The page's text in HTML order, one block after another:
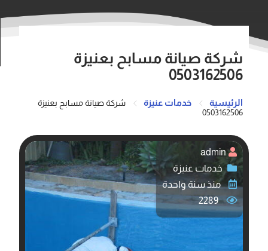
شركة صيانة مسابح بعنيزة
0503162506
الرئيسية خدمات عنيزة
شركة صيانة مسابح بعنيزة
0503162506
admin
خدمات عنيزة
منذ سنة واحدة
2289